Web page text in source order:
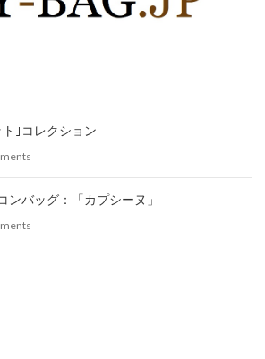
｣コレクション
ンバッグ：「カプシーヌ」